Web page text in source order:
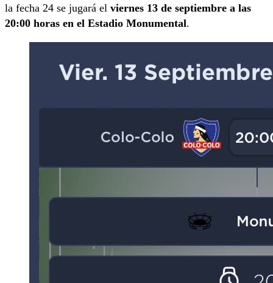
la fecha 24 se jugará el viernes 13 de septiembre a las
20:00 horas en el Estadio Monumental.